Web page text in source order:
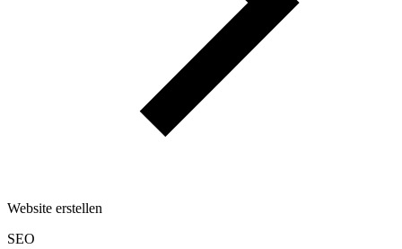
Website erstellen
SEO